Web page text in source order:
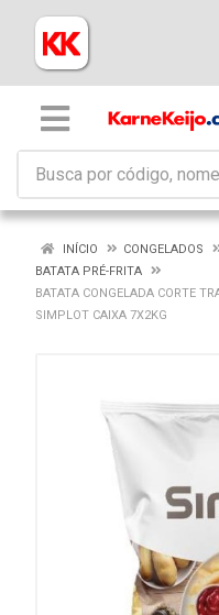
INÍCIO
CONGELADOS
BATATA PRÉ-FRITA
BATATA CONGELADA CORTE
SIMPLOT CAIXA 7X2KG